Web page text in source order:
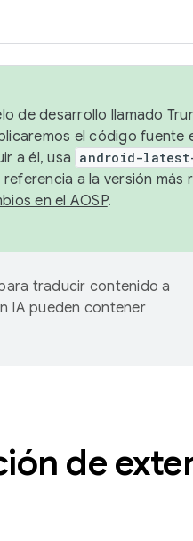
de desarrollo llamado
el código fuente
a él, usa android-
a la versión más
en el AOSP.
traducir contenido a
IA pueden contener
de